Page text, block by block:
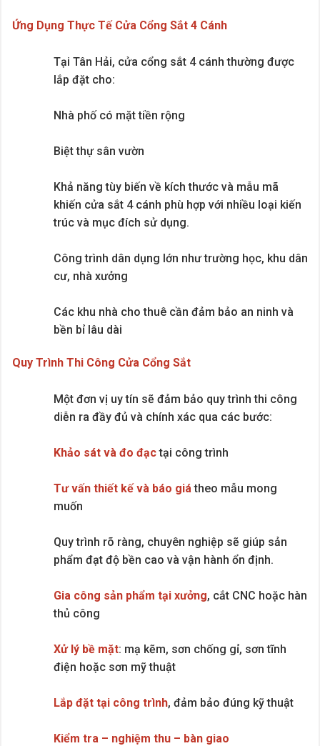
Ứng Dụng Thực Tế Cửa Cổng Sắt 4 Cánh
Tại Tân Hải, cửa cổng sắt 4 cánh thường được
lắp đặt cho:
Nhà phố có mặt tiền rộng
Biệt thự sân vườn
Khả năng tùy biến về kích thước và mẫu mã
khiến cửa sắt 4 cánh phù hợp với nhiều loại kiến
trúc và mục đích sử dụng.
Công trình dân dụng lớn như trường học, khu dân
cư, nhà xưởng
Các khu nhà cho thuê cần đảm bảo an ninh và
bền bỉ lâu dài
Quy Trình Thi Công Cửa Cổng Sắt
Một đơn vị uy tín sẽ đảm bảo quy trình thi công
diễn ra đầy đủ và chính xác qua các bước:
Khảo sát và đo đạctại công trình
Tư vấn thiết kế và báo giátheo mẫu mong
muốn
Quy trình rõ ràng, chuyên nghiệp sẽ giúp sản
phẩm đạt độ bền cao và vận hành ổn định.
Gia công sản phẩm tại xưởng, cắt CNC hoặc hàn
thủ công
Xử lý bề mặt: mạ kẽm, sơn chống gỉ, sơn tĩnh
điện hoặc sơn mỹ thuật
Lắp đặt tại công trình, đảm bảo đúng kỹ thuật
Kiểm tra – nghiệm thu – bàn giao